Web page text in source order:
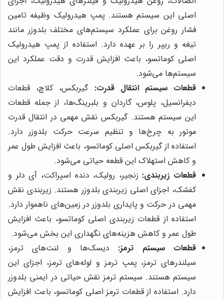
اصلی این سیستم هستند. پمپ هیدرولیک وظیفه تامین
فشار روغن برای عملکرد سیستم‌های مختلف بلدوزر مانند
تیغه و ریپر را بر عهده دارد. استفاده از پمپ هیدرولیک
اصلی کوماتسو، باعث افزایش قدرت و دقت عملکرد این
سیستم‌ها می‌شود.
قطعات سیستم انتقال قدرت: گیربکس، کلاچ، قطعات
دیفرانسیل، پلوس، گاردان و بلبرینگ‌ها، از جمله قطعات
این سیستم هستند. گیربکس نقش مهمی در انتقال قدرت
موتور به چرخ‌ها و تنظیم سرعت حرکت بلدوزر دارد.
استفاده از گیربکس اصلی کوماتسو، باعث افزایش طول عمر
و کاهش استهلاک این قطعه حیاتی می‌شود.
قطعات زیربندی: زنجیر، رولیک، دنده اسپراکت، آی دلر و
کفشک، اجزای اصلی زیربندی بلدوزر هستند. زیربندی نقش
مهمی در حرکت و پایداری بلدوزر در زمین‌های ناهموار دارد.
استفاده از قطعات زیربندی اصلی کوماتسو، باعث افزایش
طول عمر و کاهش هزینه‌های نگهداری این بخش می‌شود.
قطعات سیستم ترمز: دیسک‌ها و لنت‌های ترمز،
سیلندرهای ترمز، پمپ ترمز و لوله‌های ترمز، اجزای این
سیستم هستند. سیستم ترمز نقش حیاتی در ایمنی بلدوزر
دارد. استفاده از قطعات ترمز اصلی کوماتسو، باعث افزایش